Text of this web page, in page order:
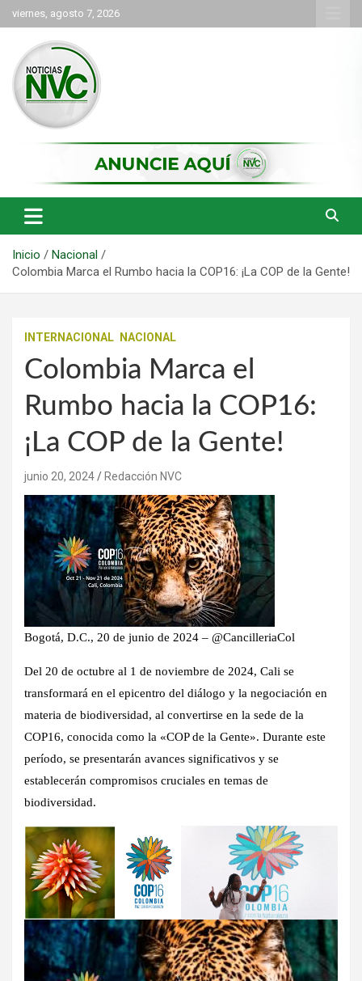
Saltar
al
contenido
viernes, agosto 7, 2026
NVC Noticias
Inicio
Nacional
Colombia Marca el Rumbo hacia la COP16: ¡La COP de la Gente!
INTERNACIONAL NACIONAL
Colombia Marca el
Rumbo hacia la COP16:
¡La COP de la Gente!
junio 20, 2024 Redacción NVC
Bogotá, D.C., 20 de junio de 2024 – @CancilleriaCol
Del 20 de octubre al 1 de noviembre de 2024, Cali se
transformará en el epicentro del diálogo y la negociación en
materia de biodiversidad, al convertirse en la sede de la
COP16, conocida como la «COP de la Gente». Durante este
período, se presentarán avances significativos y se
establecerán compromisos cruciales en temas de
biodiversidad.